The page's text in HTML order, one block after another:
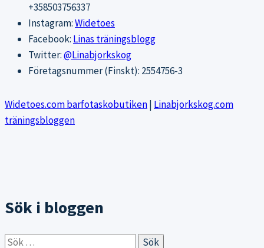
+358503756337
Instagram:Widetoes
Facebook: Linas träningsblogg
Twitter:@Linabjorkskog
Företagsnummer (Finskt): 2554756-3
Widetoes.com barfotaskobutiken| Linabjorkskog.com
träningsbloggen
Sök i bloggen
Sök